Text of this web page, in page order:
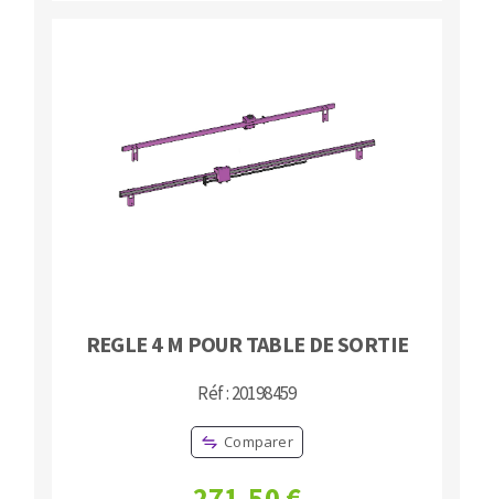
REGLE 4 M POUR TABLE DE SORTIE
Réf : 20198459
Comparer